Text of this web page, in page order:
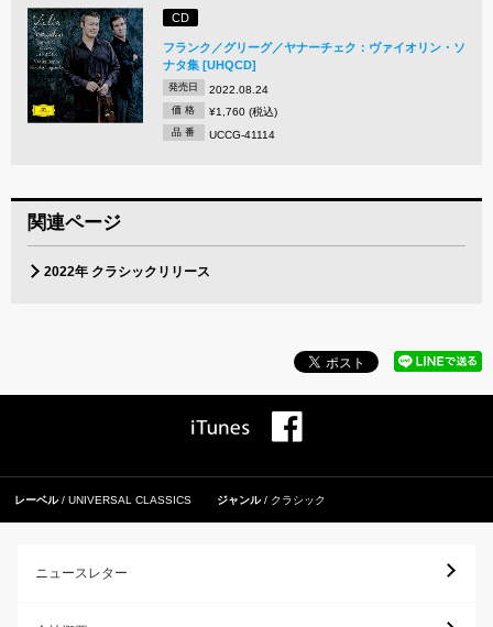
CD
フランク／グリーグ／ヤナーチェク：ヴァイオリン・ソ
ナタ集 [UHQCD]
発売日 2022.08.24
価 格 ¥1,760 (税込)
品 番 UCCG-41114
関連ページ
2022年 クラシックリリース
レーベル UNIVERSAL CLASSICS ジャンル クラシック
ニュースレター